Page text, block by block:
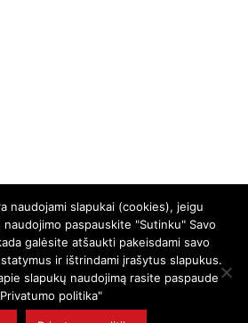
| Svetainę sukūrė:svetainesideja.lt
naudojami slapukai (cookies), jeigu
paspauskite "Sutinku" Savo
galėsite atšaukti pakeisdami savo
ir ištrindami įrašytus slapukus.
slapukų naudojimą rasite paspaude
politika"